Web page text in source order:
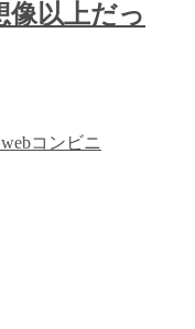
以上だっ
webコンビニ